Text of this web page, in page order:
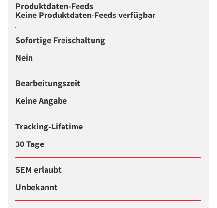
Produktdaten-Feeds
Keine Produktdaten-Feeds verfügbar
Sofortige Freischaltung
Nein
Bearbeitungszeit
Keine Angabe
Tracking-Lifetime
30 Tage
SEM erlaubt
Unbekannt